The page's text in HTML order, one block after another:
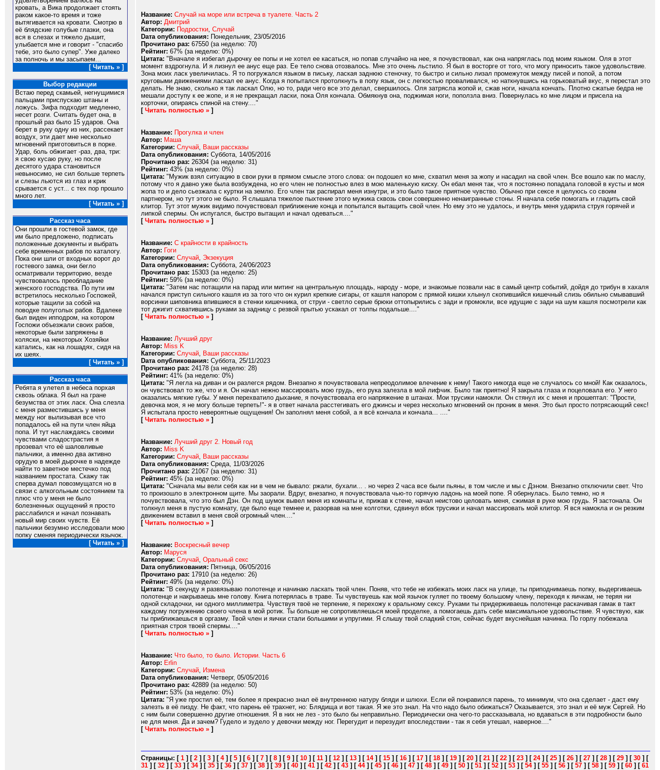
кровать, а Вика продолжает стоять
раком какое-то время и тоже
вытягивается на кровати. Смотрю в
её блядские голубые глазки, она
вся в слезах и тяжело дышит,
улыбается мне и говорит - "спасибо
тебе, это было супер". Уже далеко
за полночь и мы засыпаем...
[ Читать » ]
Выбор редакции
Встаю перед скамьей, негнущимися
пальцами приспускаю штаны и
ложусь. Зифа подходит медленно,
несет розги. Считать будет она, в
прошлый раз было 15 ударов. Она
берет в руку одну из них, рассекает
воздух, эти дает мне несколько
мгновений приготовиться в порке.
Удар, боль обжигает -раз, два, три:
я свою кусаю руку, но после
десятого удара становиться
невыносимо, не сил больше терпеть
и слезы льются из глаз и крик
срывается с уст... с тех пор прошло
много лет.
[ Читать » ]
Рассказ часа
Они прошли в гостевой замок, где
им было предложено, подписать
положенные документы и выбрать
себе временных рабов по каталогу.
Пока они шли от входных ворот до
гостевого замка, они бегло
осматривали территорию, везде
чувствовалось преобладание
женского господства. По пути им
встретилось несколько Госпожей,
которые тащили за собой на
поводке полуголых рабов. Вдалеке
был виден ипподром, на котором
Госпожи объезжали своих рабов,
некоторые были запряжены в
коляски, на некоторых Хозяйки
катались, как на лошадях, сидя на
их шеях.
[ Читать » ]
Рассказ часа
Ребята я улетел в небеса порхая
сквозь облака. Я был на гране
безумства от этих ласк. Она слезла
с меня разместившись у меня
между ног вылизывая все что
попадалось ей на пути член яйца
попа. И тут наслаждаясь своими
чувствами сладострастия я
прозевал что её шаловливые
пальчики, а именно два активно
орудую в моей дырочке в надежде
найти то заветное местечко под
названием простата. Скажу так
сперва думал повозмущатся но в
связи с алкогольным состоянием та
плюс что у меня не было
болезненных ощущений я просто
расслабился и начал познавать
новый мир своих чувств. Её
пальчики безумно исследовали мою
попку сменяя периодически язычок.
[ Читать » ]
Название: Случай на море или встреча в туалете. Часть 2
Автор: Дмитрий
Категории: Подростки, Случай
Dата опубликования: Понедельник, 23/05/2016
Прочитано раз: 67550 (за неделю: 70)
Рейтинг: 67% (за неделю: 0%)
Цитата: "Вначале я избегал дырочку ее попы и не хотел ее касаться, но попав случайно на нее, я почувствовал, как она напряглась под моим языком. Оля в этот
момент вздрогнула. И я лизнул ее анус еще раз. Ее тело снова отозвалось. Мне это очень льстило. Я был в восторге от того, что могу приносить такое удовольствие.
Зона моих ласк увеличилась. Я то погружался языком в письку, лаская заднюю стеночку, то быстро и сильно лизал промежуток между писей и попой, а потом
круговыми движениями ласкал ее анус. Когда я попытался протолкнуть в попу язык, он с легкостью проваливался, но наткнувшись на горьковатый вкус, я перестал это
делать. Не знаю, сколько я так ласкал Олю, но то, ради чего все это делал, свершилось. Оля затрясла жопой и, сжав ноги, начала кончать. Плотно сжатые бедра не
мешали доступу к ее жопе, и я не прекращал ласки, пока Оля кончала. Обмякнув она, поджимая ноги, поползла вниз. Повернулась ко мне лицом и присела на
корточки, опираясь спиной на стену...."
[ Читать полностью » ]
Название: Прогулка и член
Автор: Маша
Категории: Случай, Ваши рассказы
Dата опубликования: Суббота, 14/05/2016
Прочитано раз: 26304 (за неделю: 31)
Рейтинг: 43% (за неделю: 0%)
Цитата: "Мужик взял ситуацию в свои руки в прямом смысле этого слова: он подошел ко мне, схватил меня за жопу и насадил на свой член. Все вошло как по маслу,
потому что я давно уже была возбуждена, но его член не полностью влез в мою маленькую киску. Он ебал меня так, что я постоянно попадала головой в кусты и моя
жопа то и дело сьезжала с куртки на землю. Его член так распирал меня изнутри, и это было такое приятное чувство. Обычно при сексе я целуюсь со своим
партнером, но тут этого не было. Я слышала тяжелое пыхтение этого мужика сквозь свои совершенно ненаигранные стоны. Я начала себе помогать и гладить свой
клитор. Тут этот мужик видимо почувствовал приближение конца и попытался вытащить свой член. Но ему это не удалось, и внутрь меня ударила струя горячей и
липкой спермы. Он испугался, быстро вытащил и начал одеваться...."
[ Читать полностью » ]
Название: С крайности в крайность
Автор: Гоги
Категории: Случай, Экзекуция
Dата опубликования: Суббота, 24/06/2023
Прочитано раз: 15303 (за неделю: 25)
Рейтинг: 59% (за неделю: 0%)
Цитата: "Затем нас потащили на парад или митинг на центральную площадь, народу - море, и знакомые позвали нас в самый центр событий, дойдя до трибун в хахаля
начался приступ сильного кашля из за того что он курил крепкие сигары, от кашля напором с прямой кишки хлынул скопившийся кишечный слизь обильно смывавший
ворсинки шиповника впившиеся в стенки кишечника, от струи - светло серые брюки оттопырились с зади и промокли, все идущие с зади на шум кашля посмотрели как
тот джигит схватившись руками за задницу с резвой прытью ускакал от толпы подальше...."
[ Читать полностью » ]
Название: Лучший друг
Автор: Miss K
Категории: Случай, Ваши рассказы
Dата опубликования: Суббота, 25/11/2023
Прочитано раз: 24178 (за неделю: 28)
Рейтинг: 41% (за неделю: 0%)
Цитата: "Я легла на диван и он разлегся рядом. Внезапно я почувствовала непреодолимое влечение к нему! Такого никогда еще не случалось со мной! Как оказалось,
он чувствовал то же, что и я. Он начал нежно массировать мою грудь, его рука залезла в мой лифчик. Было так приятно! Я закрыла глаза и поцеловала его. У него
оказались мягкие губы. У меня перехватило дыхание, я почувствовала его напряжение в штанах. Мои трусики намокли. Он стянул их с меня и прошептал: "Прости,
девочка моя, я не могу больше терпеть!"- я в ответ начала расстегивать его джинсы и через несколько мгновений он проник в меня. Это был просто потрясающий секс!
Я испытала просто невероятные ощущения! Он заполнял меня собой, а я всё кончала и кончала... ...."
[ Читать полностью » ]
Название: Лучший друг 2. Новый год
Автор: Miss K
Категории: Случай, Ваши рассказы
Dата опубликования: Среда, 11/03/2026
Прочитано раз: 21067 (за неделю: 31)
Рейтинг: 45% (за неделю: 0%)
Цитата: "Сначала мы вели себя как ни в чем не бывало: ржали, бухали... . но через 2 часа все были пьяны, в том числе и мы с Дэном. Внезапно отключили свет. Что
то произошло в электронном щите. Мы заорали. Вдруг, внезапно, я почувствовала чью-то горячую ладонь на моей попе. Я обернулась. Было темно, но я
почувствовала, что это был Дэн. Он под шумок вывел меня из комнаты и, прижав к стене, начал неистово целовать меня, сжимая в руке мою грудь. Я застонала. Он
толкнул меня в пустую комнату, где было еще темнее и, разорвав на мне колготки, сдвинул вбок трусики и начал массировать мой клитор. Я вся намокла и он резким
движением вставил в меня свой огромный член...."
[ Читать полностью » ]
Название: Воскресный вечер
Автор: Маруся
Категории: Случай, Оральный секс
Dата опубликования: Пятница, 06/05/2016
Прочитано раз: 17910 (за неделю: 26)
Рейтинг: 49% (за неделю: 0%)
Цитата: "В секунду я развязываю полотенце и начинаю ласкать твой член. Поняв, что тебе не избежать моих ласк на улице, ты приподнимаешь попку, выдергиваешь
полотенце и накрываешь мне голову. Книга потерялась в траве. Ты чувствуешь как мой язычок гуляет по твоему большому члену, переходя к яичкам, не теряя ни
одной складочки, ни одного миллиметра. Чувствуя твоё не терпение, я перехожу к оральному сексу. Руками ты придерживаешь полотенце раскачивая гамак в такт
каждому погружению своего члена в мой ротик. Ты больше не сопротивляешься моей проделке, а помогаешь дать себе максимальное удовольствие. Я чувствую, как
ты приближаешься в оргазму. Твой член и яички стали большими и упругими. Я слышу твой сладкий стон, сейчас будет вкуснейшая начинка. По горлу побежала
приятная строя твоей спермы...."
[ Читать полностью » ]
Название: Что было, то было. Истории. Часть 6
Автор: Erlin
Категории: Случай, Измена
Dата опубликования: Четверг, 05/05/2016
Прочитано раз: 42889 (за неделю: 50)
Рейтинг: 53% (за неделю: 0%)
Цитата: "Я уже простил её, тем более я прекрасно знал её внутреннюю натуру бляди и шлюхи. Если ей понравился парень, то минимум, что она сделает - даст ему
залезть в её пизду. Не факт, что парень её трахнет, но: Блядища и вот такая. Я же это знал. На что надо было обижаться? Оказывается, это знал и её муж Сергей. Но
с ним были совершенно другие отношения. Я в них не лез - это было бы неправильно. Периодически она чего-то рассказывала, но вдаваться в эти подробности было
не для меня. Да и зачем? Гудело и зудело у девочки между ног. Перегудит и перезудит впоследствии - так я себя утешал, наверное...."
[ Читать полностью » ]
Страницы: [ 1 ] [ 2 ] [ 3 ] [ 4] [ 5 ] [ 6 ] [ 7 ] [ 8 ] [ 9 ] [ 10 ] [ 11 ] [ 12 ] [ 13 ] [ 14] [ 15 ] [ 16 ] [ 17 ] [ 18 ] [ 19 ] [ 20 ] [ 21 ] [ 22 ] [ 23 ] [ 24] [ 25 ] [ 26 ] [ 27 ] [ 28 ] [ 29 ] [ 30 ] [
31 ] [ 32 ] [ 33 ] [ 34] [ 35 ] [ 36 ] [ 37 ] [ 38 ] [ 39 ] [ 40 ] [ 41 ] [ 42 ] [ 43 ] [ 44] [ 45 ] [ 46 ] [ 47 ] [ 48 ] [ 49 ] [ 50 ] [ 51 ] [ 52 ] [ 53 ] [ 54] [ 55 ] [ 56 ] [ 57 ] [ 58 ] [ 59 ] [ 60 ] [ 61